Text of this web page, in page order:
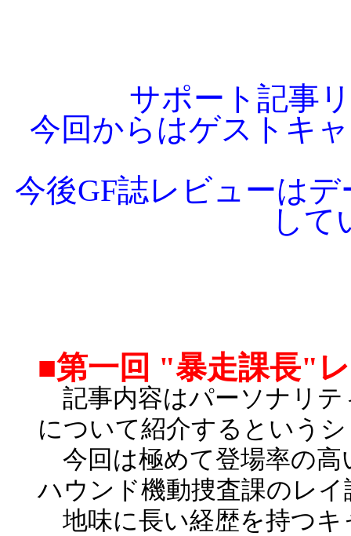
サポート記事
今回からはゲストキ
今後GF誌レビューは
して
■第一回 "暴走課長"
記事内容はパーソナリテ
について紹介するという
今回は極めて登場率の高
ハウンド機動捜査課のレイ
地味に長い経歴を持つキ